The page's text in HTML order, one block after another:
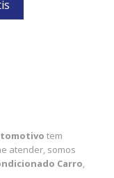
tem
atender, somos
Carro,